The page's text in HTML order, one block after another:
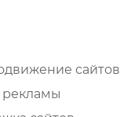
сайтов
рекламы